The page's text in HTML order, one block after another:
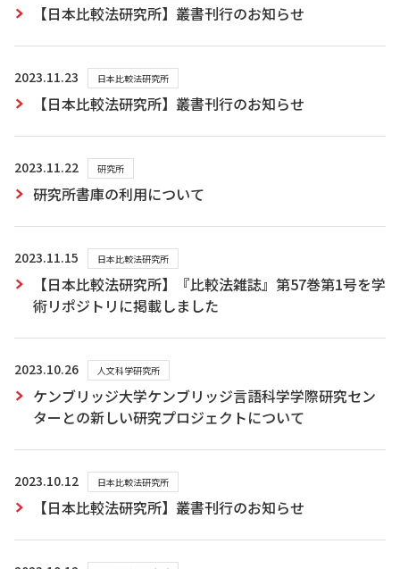
【日本比較法研究所】叢書刊行のお知らせ
2023.11.23 日本比較法研究所
【日本比較法研究所】叢書刊行のお知らせ
2023.11.22 研究所
研究所書庫の利用について
2023.11.15 日本比較法研究所
【日本比較法研究所】『比較法雑誌』第57巻第1号を学
術リポジトリに掲載しました
2023.10.26 人文科学研究所
ケンブリッジ大学ケンブリッジ言語科学学際研究セン
ターとの新しい研究プロジェクトについて
2023.10.12 日本比較法研究所
【日本比較法研究所】叢書刊行のお知らせ